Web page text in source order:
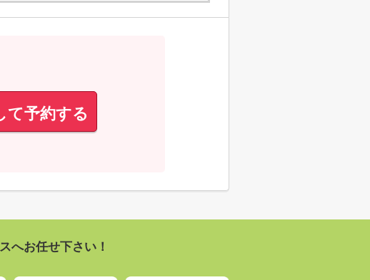
て予約する
へお任せ下さい！